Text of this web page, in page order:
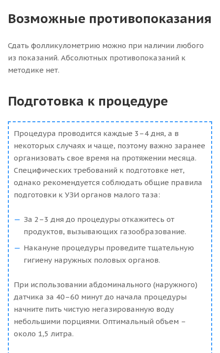
Возможные противопоказания
Сдать фолликулометрию можно при наличии любого
из показаний. Абсолютных противопоказаний к
методике нет.
Подготовка к процедуре
Процедура проводится каждые 3–4 дня, а в
некоторых случаях и чаще, поэтому важно заранее
организовать свое время на протяжении месяца.
Специфических требований к подготовке нет,
однако рекомендуется соблюдать общие правила
подготовки к УЗИ органов малого таза:
За 2–3 дня до процедуры откажитесь от
продуктов, вызывающих газообразование.
Накануне процедуры проведите тщательную
гигиену наружных половых органов.
При использовании абдоминального (наружного)
датчика за 40–60 минут до начала процедуры
начните пить чистую негазированную воду
небольшими порциями. Оптимальный объем –
около 1,5 литра.